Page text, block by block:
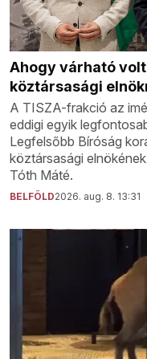
Ahogy várható
köztársasági
A TISZA-frakció az
eddigi egyik
Legfelsőbb Bíróság
köztársasági
Tóth Máté.
BELFÖLD2026. aug. 8. 13:31